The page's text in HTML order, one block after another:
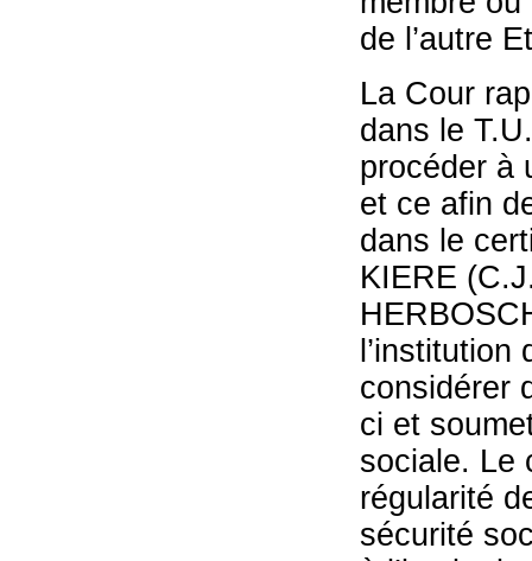
de l’autre
La Cour
dans le
procéder à
et ce afin
dans le
KIERE
considérer
ci et
sociale. Le
régularité
sécurité